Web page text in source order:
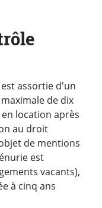
assortie d'un
de dix
location après
au droit
de mentions
est
vacants),
à cinq ans